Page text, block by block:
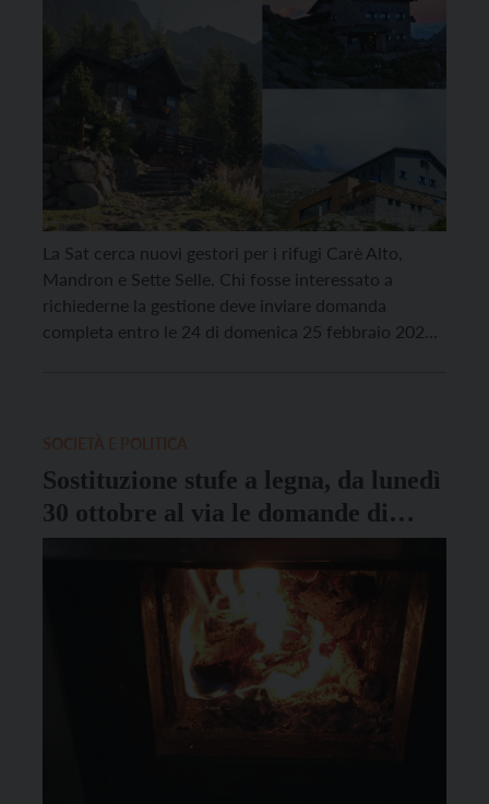
La Sat cerca nuovi gestori per i rifugi Carè Alto,
Mandron e Sette Selle. Chi fosse interessato a
richiederne la gestione deve inviare domanda
completa entro le 24 di domenica 25 febbraio 2024.
Sostituzione stufe a legna, da lunedì
30 ottobre al via le domande di
contributo